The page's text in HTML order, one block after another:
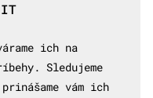
ich na
Sledujeme
vám ich